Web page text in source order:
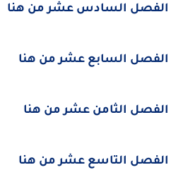
الفصل السادس عشر من هنا
الفصل السابع عشر من هنا
الفصل الثامن عشر من هنا
الفصل التاسع عشر من هنا